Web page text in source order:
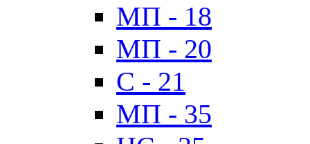
МП - 18
МП - 20
C - 21
МП - 35